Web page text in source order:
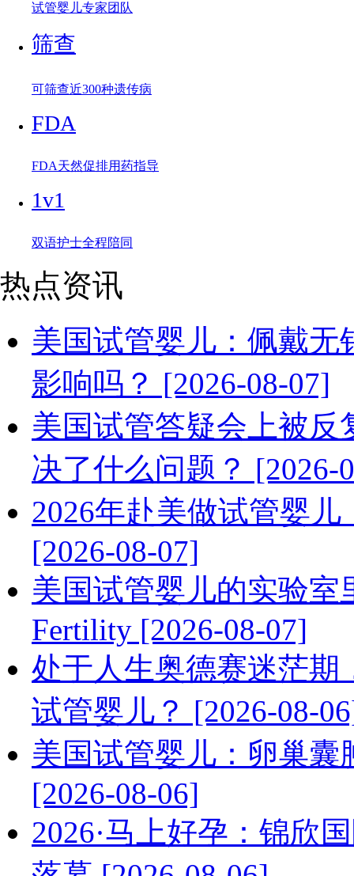
试管婴儿专家团队
筛查
可筛查近300种遗传病
FDA
FDA天然促排用药指导
1v1
双语护士全程陪同
热点资讯
美国试管婴儿：佩戴
影响吗？ [2026-08-07]
美国试管答疑会上被
决了什么问题？ [2026-
2026年赴美做试管婴
[2026-08-07]
美国试管婴儿的实验室
Fertility [2026-08-07]
处于人生奥德赛迷茫期
试管婴儿？ [2026-08-
美国试管婴儿：卵巢
[2026-08-06]
2026·马上好孕：锦欣